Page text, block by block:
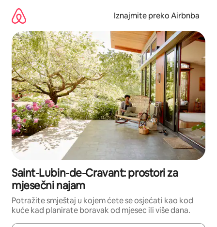
sadržaj
Iznajmite preko Airbnba
Saint-Lubin-de-Cravant: prostori za
mjesečni najam
Potražite smještaj u kojem ćete se osjećati kao kod
kuće kad planirate boravak od mjesec ili više dana.